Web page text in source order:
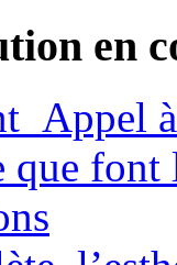
en
font